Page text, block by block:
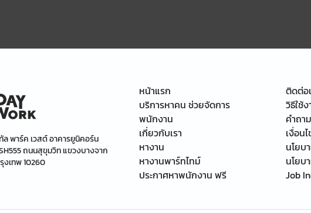
ทัล พาร์ค เวสต์ อาคารยูนิคอร์น
ถนนสุขุมวิท แขวงบางจาก
งเทพ 10260
หน้าแรก
บริการหาคน ช่วยจัดการ
พนักงาน
เกี่ยวกับเรา
หางาน
หางานพาร์ทไทม์
ประกาศหาพนักงาน ฟรี
ติดต่อ
วิธีใช้
คำถ
เงื่อน
นโยบ
นโยบ
Job